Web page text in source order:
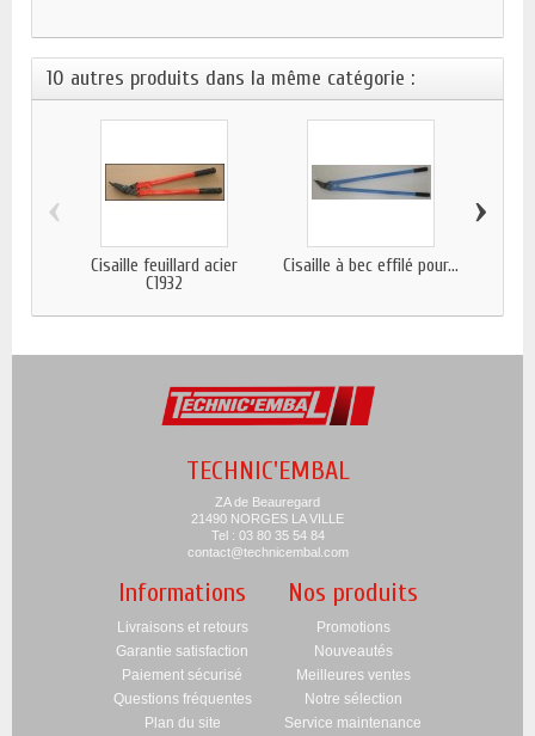
10 autres produits dans la même catégorie :
Cisaille feuillard acier
C1932
Cisaille à bec effilé pour...
‹ ›
TECHNIC'EMBAL
ZA de Beauregard
21490 NORGES LA VILLE
Tel : 03 80 35 54 84
contact@technicembal.com
Informations
Livraisons et retours
Garantie satisfaction
Paiement sécurisé
Questions fréquentes
Plan du site
Nos produits
Promotions
Nouveautés
Meilleures ventes
Notre sélection
Service maintenance